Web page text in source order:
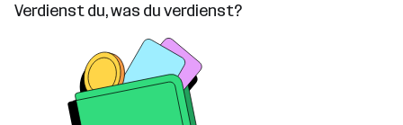
Verdienst du, was du verdienst?